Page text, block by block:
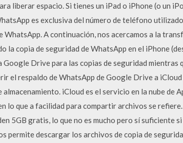
liberar espacio. Si tienes un iPad o iPhone (o un
es exclusiva del número de teléfono
WhatsApp. A continuación, nos acercamos a la
la copia de seguridad de WhatsApp en el iPhone
Drive para las copias de seguridad mientras
el respaldo de WhatsApp de Google Drive a
iCloud es el servicio en la nube de
lo que a facilidad para compartir archivos se
5GB gratis, lo que no es mucho pero sí suficiente
permite descargar los archivos de copia de